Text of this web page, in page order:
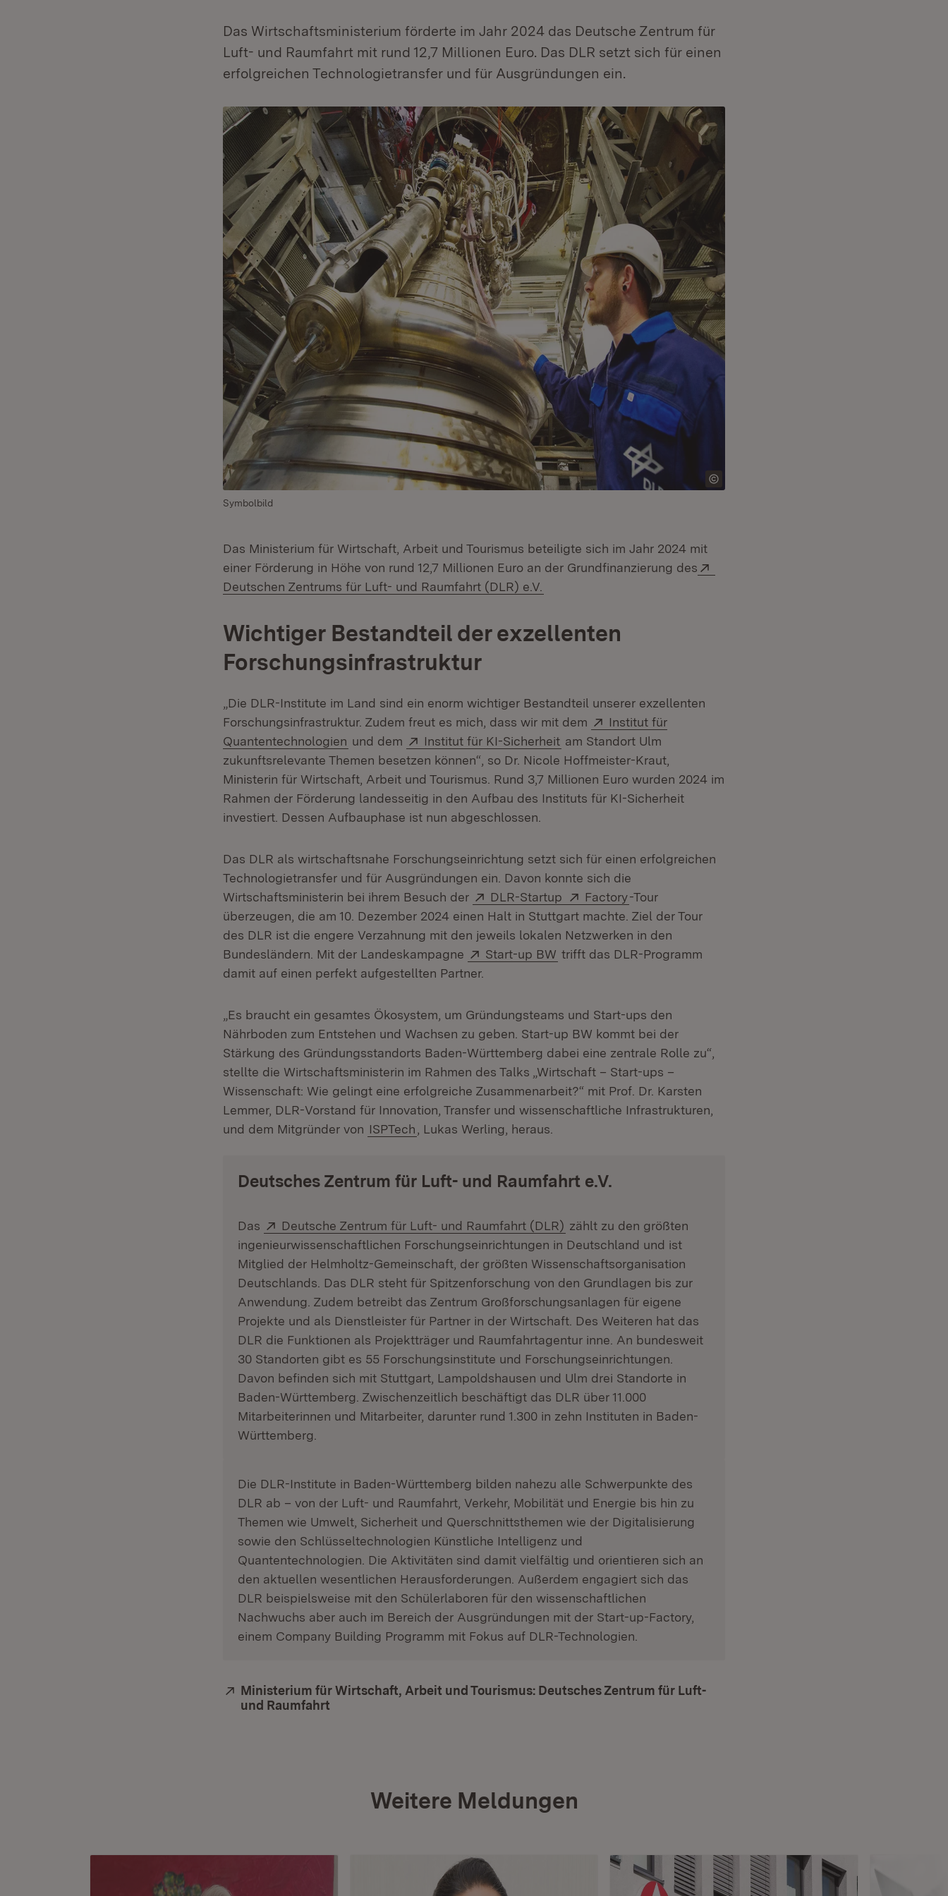
Das Wirtschaftsministerium förderte im Jahr 2024 das Deutsche Zentrum für
Luft- und Raumfahrt mit rund 12,7 Millionen Euro. Das DLR setzt sich für einen
erfolgreichen Technologietransfer und für Ausgründungen ein.
Symbolbild
Das Ministerium für Wirtschaft, Arbeit und Tourismus beteiligte sich im Jahr 2024 mit
einer Förderung in Höhe von rund 12,7 Millionen Euro an der Grundfinanzierung des
Deutschen Zentrums für Luft- und Raumfahrt (DLR) e.V.
Wichtiger Bestandteil der exzellenten
Forschungsinfrastruktur
„Die DLR-Institute im Land sind ein enorm wichtiger Bestandteil unserer exzellenten
Forschungsinfrastruktur. Zudem freut es mich, dass wir mit dem
Extern:
Institut für
Quantentechnologien (Öffnet in neuem Fenster)
und dem Extern:
Institut für KI-Sicherheit (Öffnet in neuem Fenster)
am Standort Ulm
zukunftsrelevante Themen besetzen können“, so Dr. Nicole Hoffmeister-Kraut,
Ministerin für Wirtschaft, Arbeit und Tourismus. Rund 3,7 Millionen Euro wurden 2024 im
Rahmen der Förderung landesseitig in den Aufbau des Instituts für KI-Sicherheit
investiert. Dessen Aufbauphase ist nun abgeschlossen.
Das DLR als wirtschaftsnahe Forschungseinrichtung setzt sich für einen erfolgreichen
Technologietransfer und für Ausgründungen ein. Davon konnte sich die
Wirtschaftsministerin bei ihrem Besuch der
Extern:
DLR-Startup (Öffnet in neuem Fenster)
Extern:
Factory(Öffnet in neuem Fenster)
-Tour
überzeugen, die am 10. Dezember 2024 einen Halt in Stuttgart machte. Ziel der Tour
des DLR ist die engere Verzahnung mit den jeweils lokalen Netzwerken in den
Bundesländern. Mit der Landeskampagne
Extern:
Start-up BW (Öffnet in neuem Fenster)
trifft das DLR-Programm
damit auf einen perfekt aufgestellten Partner.
„Es braucht ein gesamtes Ökosystem, um Gründungsteams und Start-ups den
Nährboden zum Entstehen und Wachsen zu geben. Start-up BW kommt bei der
Stärkung des Gründungsstandorts Baden-Württemberg dabei eine zentrale Rolle zu“,
stellte die Wirtschaftsministerin im Rahmen des Talks „Wirtschaft – Start-ups –
Wissenschaft: Wie gelingt eine erfolgreiche Zusammenarbeit?“ mit Prof. Dr. Karsten
Lemmer, DLR-Vorstand für Innovation, Transfer und wissenschaftliche Infrastrukturen,
und dem Mitgründer von ISPTech , Lukas Werling, heraus.
Deutsches Zentrum für Luft- und Raumfahrt e.V.
Das Extern:
Deutsche Zentrum für Luft- und Raumfahrt (DLR) (Öffnet in neuem Fenster)
zählt zu den größten
ingenieurwissenschaftlichen Forschungseinrichtungen in Deutschland und ist
Mitglied der Helmholtz-Gemeinschaft, der größten Wissenschaftsorganisation
Deutschlands. Das DLR steht für Spitzenforschung von den Grundlagen bis zur
Anwendung. Zudem betreibt das Zentrum Großforschungsanlagen für eigene
Projekte und als Dienstleister für Partner in der Wirtschaft. Des Weiteren hat das
DLR die Funktionen als Projektträger und Raumfahrtagentur inne. An bundesweit
30 Standorten gibt es 55 Forschungsinstitute und Forschungseinrichtungen.
Davon befinden sich mit Stuttgart, Lampoldshausen und Ulm drei Standorte in
Baden-Württemberg. Zwischenzeitlich beschäftigt das DLR über 11.000
Mitarbeiterinnen und Mitarbeiter, darunter rund 1.300 in zehn Instituten in Baden-
Württemberg.
Die DLR-Institute in Baden-Württemberg bilden nahezu alle Schwerpunkte des
DLR ab – von der Luft- und Raumfahrt, Verkehr, Mobilität und Energie bis hin zu
Themen wie Umwelt, Sicherheit und Querschnittsthemen wie der Digitalisierung
sowie den Schlüsseltechnologien Künstliche Intelligenz und
Quantentechnologien. Die Aktivitäten sind damit vielfältig und orientieren sich an
den aktuellen wesentlichen Herausforderungen. Außerdem engagiert sich das
DLR beispielsweise mit den Schülerlaboren für den wissenschaftlichen
Nachwuchs aber auch im Bereich der Ausgründungen mit der Start-up-Factory,
einem Company Building Programm mit Fokus auf DLR-Technologien.
Extern:
Ministerium für Wirtschaft, Arbeit und Tourismus: Deutsches Zentrum für Luft-
und Raumfahrt
Weitere Meldungen